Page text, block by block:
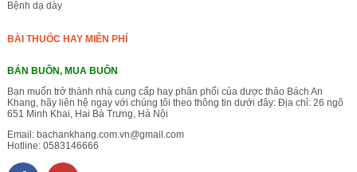
Bệnh dạ dày
BÀI THUỐC HAY MIỄN PHÍ
BÁN BUÔN, MUA BUÔN
Bạn muốn trở thành nhà cung cấp hay phân phối của dược thảo Bách An
Khang, hãy liên hệ ngay với chúng tôi theo thông tin dưới đây: Địa chỉ: 26 ngõ
651 Minh Khai, Hai Bà Trưng, Hà Nội
Email: bachankhang.com.vn@gmail.com
Hotline: 0583146666